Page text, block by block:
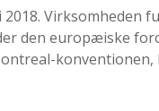
den europæiske